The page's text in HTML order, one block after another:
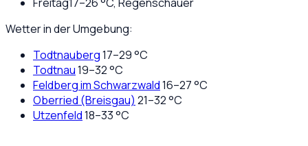
Wetter in der Umgebung:
Todtnauberg17–29°C
Todtnau19–32°C
Feldberg im Schwarzwald16–27°C
Oberried (Breisgau) 21–32°C
Utzenfeld18–33°C